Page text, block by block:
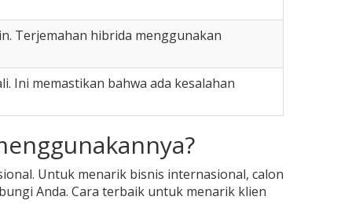
Terjemahan hibrida menggunakan
Ini memastikan bahwa ada kesalahan
Untuk menarik bisnis internasional, calon
Anda. Cara terbaik untuk menarik klien